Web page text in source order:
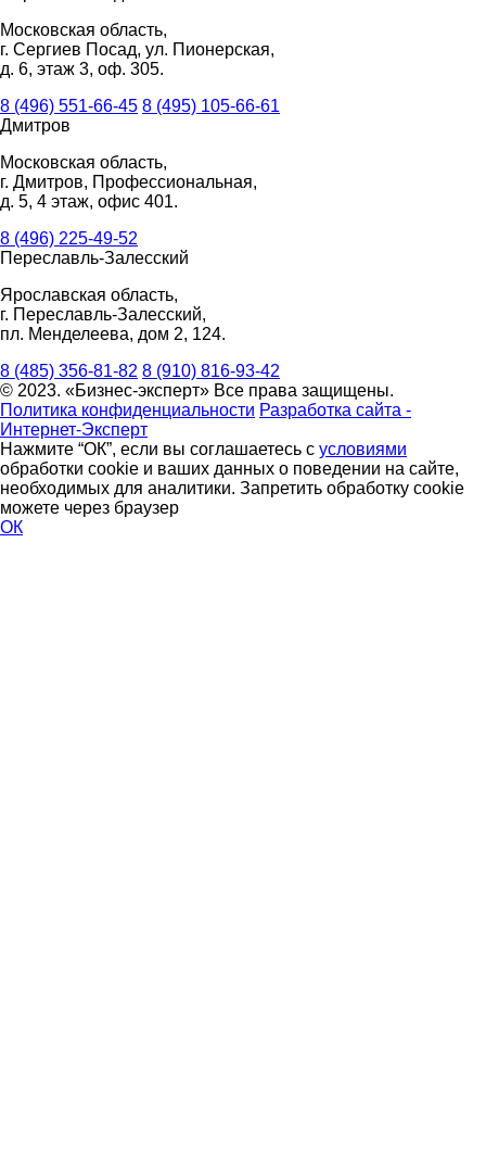
Московская область,
г. Сергиев Посад, ул. Пионерская,
д. 6, этаж 3, оф. 305.
8 (496) 551-66-45 8 (495) 105-66-61
Дмитров
Московская область,
г. Дмитров, Профессиональная,
д. 5, 4 этаж, офис 401.
8 (496) 225-49-52
Переславль-Залесский
Ярославская область,
г. Переславль-Залесский,
пл. Менделеева, дом 2, 124.
8 (485) 356-81-82 8 (910) 816-93-42
© 2023. «Бизнес-эксперт» Все права защищены.
Политика конфиденциальности Разработка сайта -
Интернет-Эксперт
Нажмите “ОК”, если вы соглашаетесь с условиями
обработки cookie и ваших данных о поведении на сайте,
необходимых для аналитики. Запретить обработку cookie
можете через браузер
ОК